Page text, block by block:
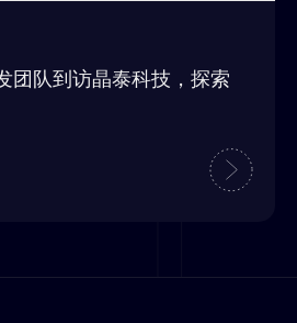
团队到访晶泰科技，探索